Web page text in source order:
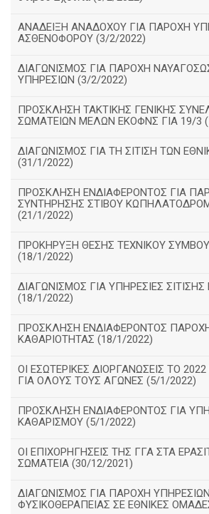
ΑΝΑΔΕΙΞΗ ΑΝΑΔΟΧΟΥ ΓΙΑ ΠΑΡΟΧΗ
ΑΣΘΕΝΟΦΟΡΟΥ (3/2/2022)
ΔΙΑΓΩΝΙΣΜΟΣ ΓΙΑ ΠΑΡΟΧΗ
ΥΠΗΡΕΣΙΩΝ (3/2/2022)
ΠΡΟΣΚΛΗΣΗ ΤΑΚΤΙΚΗΣ ΓΕΝΙΚΗΣ
ΣΩΜΑΤΕΙΩΝ ΜΕΛΩΝ ΕΚΟΦΝΣ ΓΙΑ 19/3
ΔΙΑΓΩΝΙΣΜΟΣ ΓΙΑ ΤΗ ΣΙΤΙΣΗ ΤΩΝ
(31/1/2022)
ΠΡΟΣΚΛΗΣΗ ΕΝΔΙΑΦΕΡΟΝΤΟΣ ΓΙΑ
ΣΥΝΤΗΡΗΣΗΣ ΣΤΙΒΟΥ
(21/1/2022)
ΠΡΟΚΗΡΥΞΗ ΘΕΣΗΣ ΤΕΧΝΙΚΟΥ
(18/1/2022)
ΔΙΑΓΩΝΙΣΜΟΣ ΓΙΑ ΥΠΗΡΕΣΙΕΣ
(18/1/2022)
ΠΡΟΣΚΛΗΣΗ ΕΝΔΙΑΦΕΡΟΝΤΟΣ
ΚΑΘΑΡΙΟΤΗΤΑΣ (18/1/2022)
ΟΙ ΕΣΩΤΕΡΙΚΕΣ ΔΙΟΡΓΑΝΩΣΕΙΣ ΤΟ
ΓΙΑ ΟΛΟΥΣ ΤΟΥΣ ΑΓΩΝΕΣ (5/1/2022)
ΠΡΟΣΚΛΗΣΗ ΕΝΔΙΑΦΕΡΟΝΤΟΣ ΓΙΑ
ΚΑΘΑΡΙΣΜΟΥ (5/1/2022)
ΟΙ ΕΠΙΧΟΡΗΓΗΣΕΙΣ ΤΗΣ ΓΓΑ ΣΤΑ
ΣΩΜΑΤΕΙΑ (30/12/2021)
ΔΙΑΓΩΝΙΣΜΟΣ ΓΙΑ ΠΑΡΟΧΗ ΥΠΗΡΕΣΙΩΝ
ΦΥΣΙΚΟΘΕΡΑΠΕΙΑΣ ΣΕ ΕΘΝΙΚΕΣ